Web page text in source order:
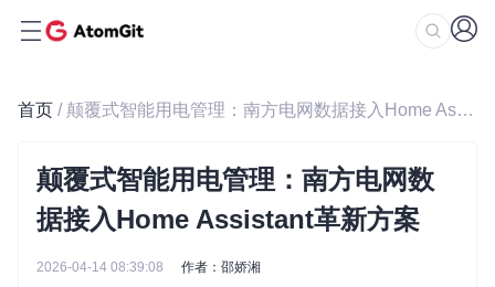
首页 / 颠覆式智能用电管理：南方电网数据接入Home Assistant革新方案
颠覆式智能用电管理：南方电网数
据接入Home Assistant革新方案
2026-04-14 08:39:08 作者：邵娇湘